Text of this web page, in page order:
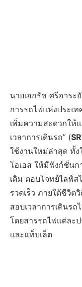
นายเอกรัช ศรีอาร
การรถไฟแห่งประเ
เพิ่มความสะดวกให้
เวลาการเดินรถ” (
ใช้งานใหม่ล่าสุด ทั้
โอเอส ให้มีฟังก์ชั่น
เดิม ตอบโจทย์ไลฟ์
รวดเร็ว ภายใต้ชีวิ
สอบเวลาการเดินร
โดยสารรถไฟแต่ละ
และแท็บเล็ต